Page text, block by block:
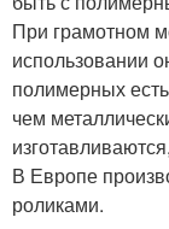
При грамотном
использовании
полимерных
чем
В Европе
роликами.